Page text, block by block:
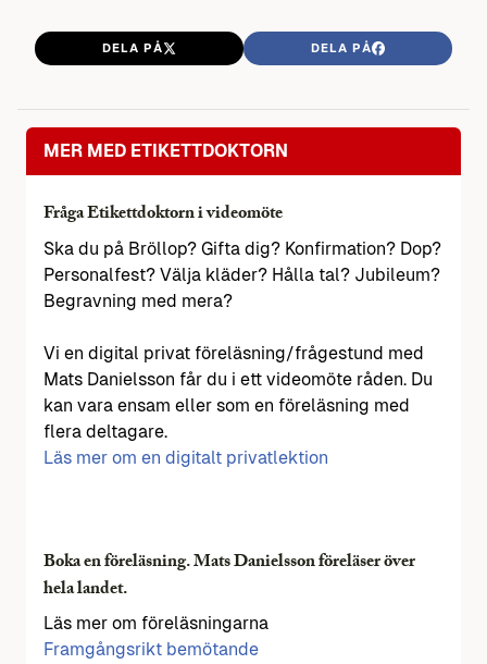
DELA PÅ DELA PÅ
MER MED ETIKETTDOKTORN
Fråga Etikettdoktorn i videomöte
Ska du på Bröllop? Gifta dig? Konfirmation? Dop?
Personalfest? Välja kläder? Hålla tal? Jubileum?
Begravning med mera?
Vi en digital privat föreläsning/frågestund med
Mats Danielsson får du i ett videomöte råden. Du
kan vara ensam eller som en föreläsning med
flera deltagare.
Läs mer om en digitalt privatlektion
Boka en föreläsning. Mats Danielsson föreläser över
hela landet.
Läs mer om föreläsningarna
Framgångsrikt bemötande